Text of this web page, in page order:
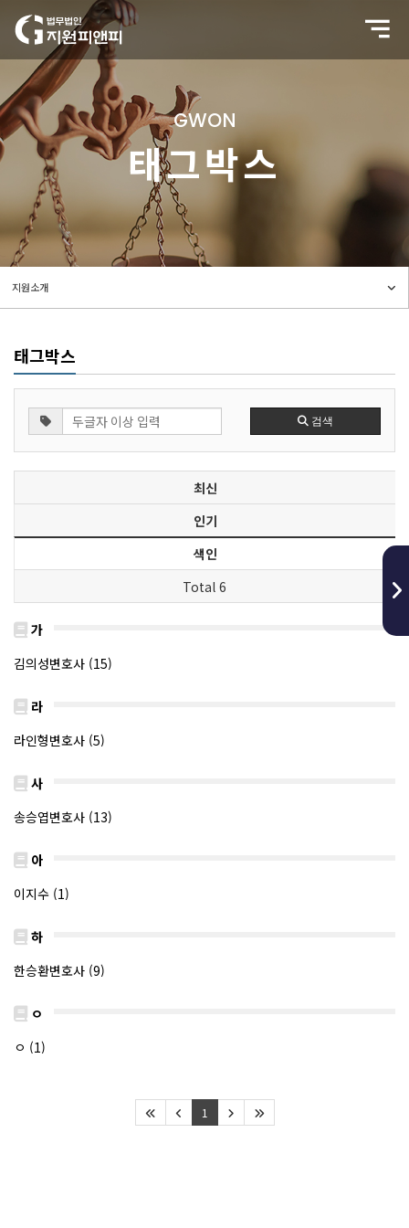
GWON
태그박스
태그박스
검색
최신
인기
색인
Total 6
가
김의성변호사 (15)
라
라인형변호사 (5)
사
송승엽변호사 (13)
아
이지수 (1)
하
한승환변호사 (9)
ㅇ
ㅇ (1)
1